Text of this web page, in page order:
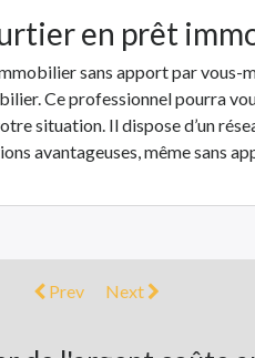
en prêt
sans apport par vous-
Ce professionnel pourra
situation. Il dispose d’un
avantageuses, même sans
Prev Next